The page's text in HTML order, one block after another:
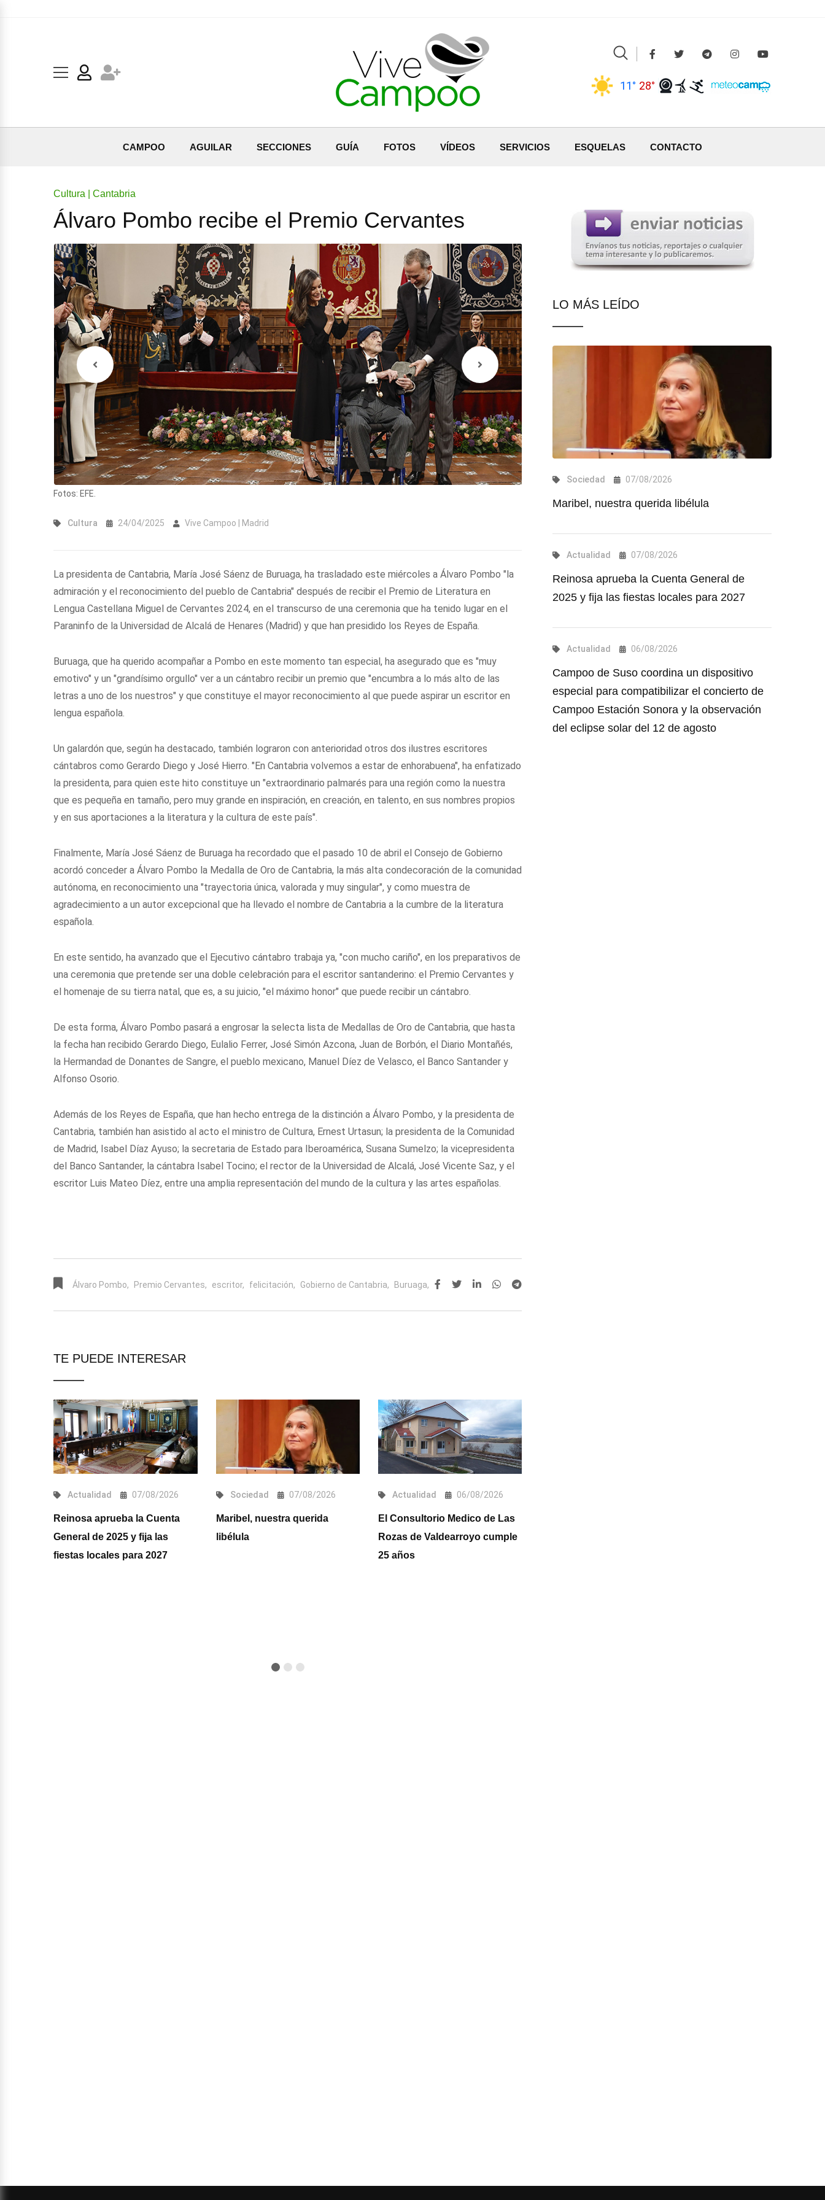
11° 28°
CAMPOO AGUILAR SECCIONES GUÍA FOTOS VÍDEOS SERVICIOS ESQUELAS CONTACTO
Cultura | Cantabria
Álvaro Pombo recibe el Premio Cervantes
Fotos: EFE.
Cultura 24/04/2025 Vive Campoo | Madrid
La presidenta de Cantabria, María José Sáenz de Buruaga, ha trasladado este miércoles a Álvaro Pombo "la
admiración y el reconocimiento del pueblo de Cantabria" después de recibir el Premio de Literatura en
Lengua Castellana Miguel de Cervantes 2024, en el transcurso de una ceremonia que ha tenido lugar en el
Paraninfo de la Universidad de Alcalá de Henares (Madrid) y que han presidido los Reyes de España.
Buruaga, que ha querido acompañar a Pombo en este momento tan especial, ha asegurado que es "muy
emotivo" y un "grandísimo orgullo" ver a un cántabro recibir un premio que "encumbra a lo más alto de las
letras a uno de los nuestros" y que constituye el mayor reconocimiento al que puede aspirar un escritor en
lengua española.
Un galardón que, según ha destacado, también lograron con anterioridad otros dos ilustres escritores
cántabros como Gerardo Diego y José Hierro. "En Cantabria volvemos a estar de enhorabuena", ha enfatizado
la presidenta, para quien este hito constituye un "extraordinario palmarés para una región como la nuestra
que es pequeña en tamaño, pero muy grande en inspiración, en creación, en talento, en sus nombres propios
y en sus aportaciones a la literatura y la cultura de este país".
Finalmente, María José Sáenz de Buruaga ha recordado que el pasado 10 de abril el Consejo de Gobierno
acordó conceder a Álvaro Pombo la Medalla de Oro de Cantabria, la más alta condecoración de la comunidad
autónoma, en reconocimiento una "trayectoria única, valorada y muy singular", y como muestra de
agradecimiento a un autor excepcional que ha llevado el nombre de Cantabria a la cumbre de la literatura
española.
En este sentido, ha avanzado que el Ejecutivo cántabro trabaja ya, "con mucho cariño", en los preparativos de
una ceremonia que pretende ser una doble celebración para el escritor santanderino: el Premio Cervantes y
el homenaje de su tierra natal, que es, a su juicio, "el máximo honor" que puede recibir un cántabro.
De esta forma, Álvaro Pombo pasará a engrosar la selecta lista de Medallas de Oro de Cantabria, que hasta
la fecha han recibido Gerardo Diego, Eulalio Ferrer, José Simón Azcona, Juan de Borbón, el Diario Montañés,
la Hermandad de Donantes de Sangre, el pueblo mexicano, Manuel Díez de Velasco, el Banco Santander y
Alfonso Osorio.
Además de los Reyes de España, que han hecho entrega de la distinción a Álvaro Pombo, y la presidenta de
Cantabria, también han asistido al acto el ministro de Cultura, Ernest Urtasun; la presidenta de la Comunidad
de Madrid, Isabel Díaz Ayuso; la secretaria de Estado para Iberoamérica, Susana Sumelzo; la vicepresidenta
del Banco Santander, la cántabra Isabel Tocino; el rector de la Universidad de Alcalá, José Vicente Saz, y el
escritor Luis Mateo Díez, entre una amplia representación del mundo de la cultura y las artes españolas.
Álvaro Pombo, Premio Cervantes, escritor, felicitación, Gobierno de Cantabria, Buruaga,
TE PUEDE INTERESAR
Actualidad 07/08/2026
Reinosa aprueba la Cuenta
General de 2025 y fija las
fiestas locales para 2027
Sociedad 07/08/2026
Maribel, nuestra querida
libélula
Actualidad 06/08/2026
El Consultorio Medico de Las
Rozas de Valdearroyo cumple
25 años
LO MÁS LEÍDO
Sociedad 07/08/2026
Maribel, nuestra querida libélula
Actualidad 07/08/2026
Reinosa aprueba la Cuenta General de
2025 y fija las fiestas locales para 2027
Actualidad 06/08/2026
Campoo de Suso coordina un dispositivo
especial para compatibilizar el concierto de
Campoo Estación Sonora y la observación
del eclipse solar del 12 de agosto